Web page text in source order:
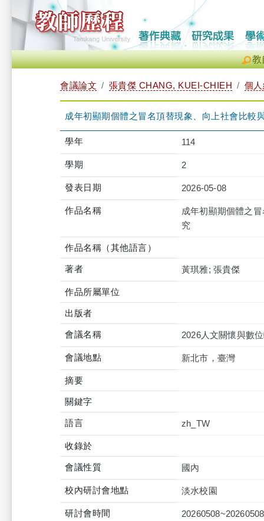
教
會議論文 張貴傑 CHANG, KUEI-CHIEH 個
成年初顯期個體之冒名頂替現象、向上社會比較
學年 114
學期 2
發表日期 2026-05-08
作品名稱
成年初顯期個體之
究
作品名稱（其他語言）
著者 黃琪雅; 張貴傑
作品所屬單位
出版者
會議名稱 2026人文關懷與數
會議地點 新北市，臺灣
摘要
關鍵字
語言 zh_TW
收錄於
會議性質 國內
校內研討會地點 淡水校園
研討會時間 20260508~20260508